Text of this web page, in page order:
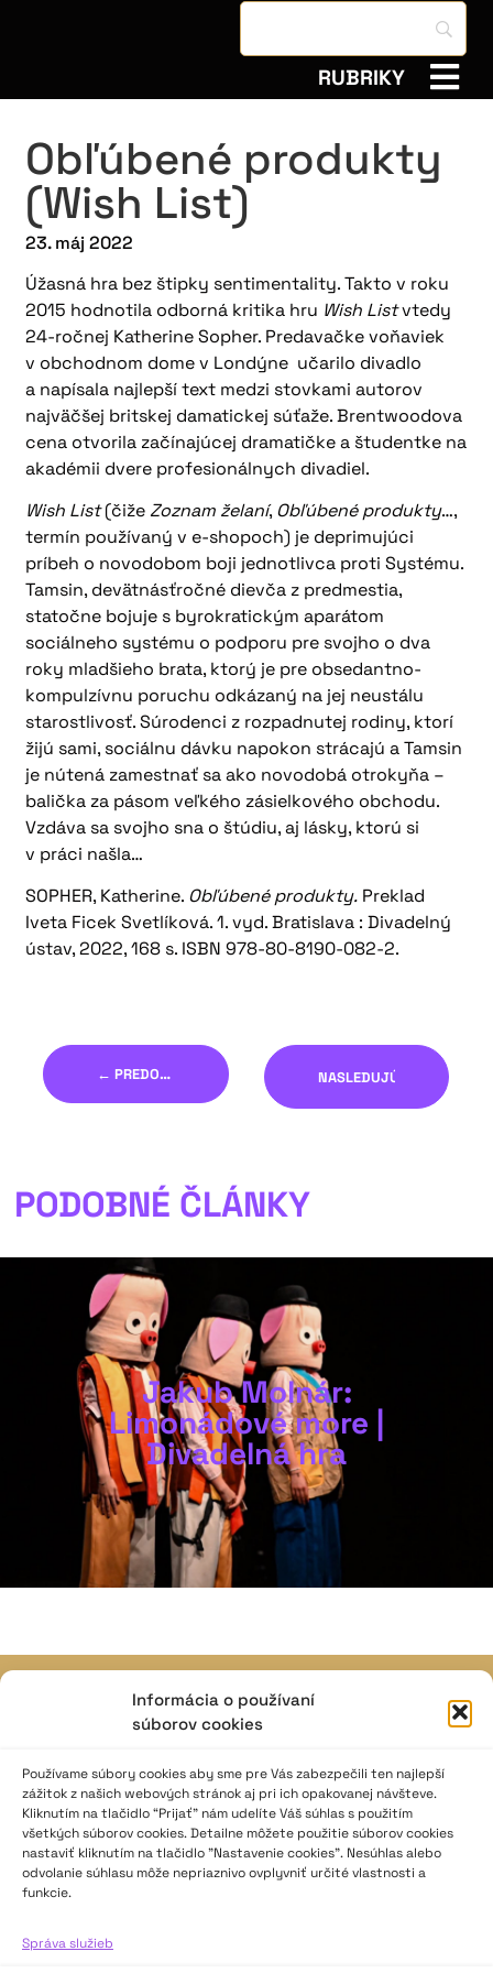
Informácia o používaní
súborov cookies
Používame súbory cookies aby sme pre Vás zabezpečili ten najlepší
zážitok z našich webových stránok aj pri ich opakovanej návšteve.
Kliknutím na tlačidlo “Prijať” nám udelíte Váš súhlas s použitím
všetkých súborov cookies. Detailne môžete použitie súborov cookies
nastaviť kliknutím na tlačidlo "Nastavenie cookies". Nesúhlas alebo
odvolanie súhlasu môže nepriaznivo ovplyvniť určité vlastnosti a
funkcie.
Správa služieb
RUBRIKY
Obľúbené produkty
(Wish List)
23. máj 2022
Úžasná hra bez štipky sentimentality. Takto v roku
2015 hodnotila odborná kritika hru Wish Listvtedy
24-ročnej Katherine Sopher. Predavačke voňaviek
v obchodnom dome v Londýne učarilo divadlo
a napísala najlepší text medzi stovkami autorov
najväčšej britskej damatickej súťaže. Brentwoodova
cena otvorila začínajúcej dramatičke a študentke na
akadémii dvere profesionálnych divadiel.
Wish List(čiže Zoznam želaní, Obľúbené produkty…,
termín používaný v e-shopoch) je deprimujúci
príbeh o novodobom boji jednotlivca proti Systému.
Tamsin, devätnásťročné dievča z predmestia,
statočne bojuje s byrokratickým aparátom
sociálneho systému o podporu pre svojho o dva
roky mladšieho brata, ktorý je pre obsedantno-
kompulzívnu poruchu odkázaný na jej neustálu
starostlivosť. Súrodenci z rozpadnutej rodiny, ktorí
žijú sami, sociálnu dávku napokon strácajú a Tamsin
je nútená zamestnať sa ako novodobá otrokyňa –
balička za pásom veľkého zásielkového obchodu.
Vzdáva sa svojho sna o štúdiu, aj lásky, ktorú si
v práci našla…
SOPHER, Katherine. Obľúbené produkty. Preklad
Iveta Ficek Svetlíková. 1. vyd. Bratislava : Divadelný
ústav, 2022, 168 s. ISBN 978-80-8190-082-2.
← PREDOŠLÝ NASLEDUJÚCI →
PODOBNÉ ČLÁNKY
Jakub Molnár:
Limonádové more |
Divadelná hra
e-mail: javisko.noc@nocka.sk
Nám. SNP č. 12, 812 34 Bratislava 1
Slovenská republika
2023–2025 ©
Logofont by